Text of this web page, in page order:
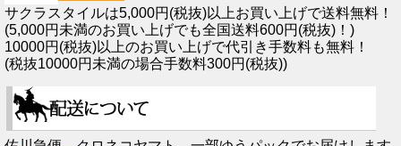
サクラスタイルは5,000円(税抜)以上お買い上げで送料無料！
(5,000円未満のお買い上げでも全国送料600円(税抜)！)
10000円(税抜)以上のお買い上げで代引き手数料も無料！
(税抜10000円未満の場合手数料300円(税抜))